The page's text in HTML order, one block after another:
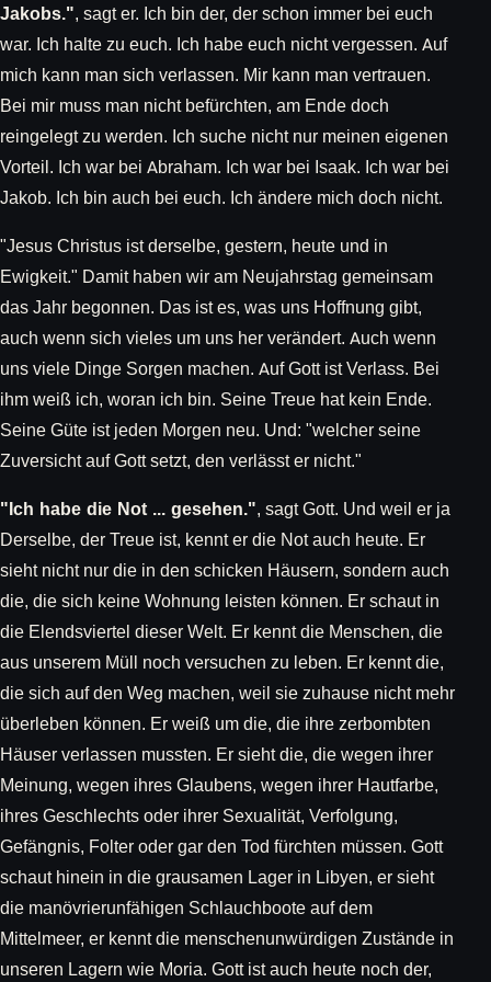
Jakobs.", sagt er. Ich bin der, der schon immer bei euch
war. Ich halte zu euch. Ich habe euch nicht vergessen. Auf
mich kann man sich verlassen. Mir kann man vertrauen.
Bei mir muss man nicht befürchten, am Ende doch
reingelegt zu werden. Ich suche nicht nur meinen eigenen
Vorteil. Ich war bei Abraham. Ich war bei Isaak. Ich war bei
Jakob. Ich bin auch bei euch. Ich ändere mich doch nicht.
"Jesus Christus ist derselbe, gestern, heute und in
Ewigkeit." Damit haben wir am Neujahrstag gemeinsam
das Jahr begonnen. Das ist es, was uns Hoffnung gibt,
auch wenn sich vieles um uns her verändert. Auch wenn
uns viele Dinge Sorgen machen. Auf Gott ist Verlass. Bei
ihm weiß ich, woran ich bin. Seine Treue hat kein Ende.
Seine Güte ist jeden Morgen neu. Und: "welcher seine
Zuversicht auf Gott setzt, den verlässt er nicht."
"Ich habe die Not ... gesehen.", sagt Gott. Und weil er ja
Derselbe, der Treue ist, kennt er die Not auch heute. Er
sieht nicht nur die in den schicken Häusern, sondern auch
die, die sich keine Wohnung leisten können. Er schaut in
die Elendsviertel dieser Welt. Er kennt die Menschen, die
aus unserem Müll noch versuchen zu leben. Er kennt die,
die sich auf den Weg machen, weil sie zuhause nicht mehr
überleben können. Er weiß um die, die ihre zerbombten
Häuser verlassen mussten. Er sieht die, die wegen ihrer
Meinung, wegen ihres Glaubens, wegen ihrer Hautfarbe,
ihres Geschlechts oder ihrer Sexualität, Verfolgung,
Gefängnis, Folter oder gar den Tod fürchten müssen. Gott
schaut hinein in die grausamen Lager in Libyen, er sieht
die manövrierunfähigen Schlauchboote auf dem
Mittelmeer, er kennt die menschenunwürdigen Zustände in
unseren Lagern wie Moria. Gott ist auch heute noch der,